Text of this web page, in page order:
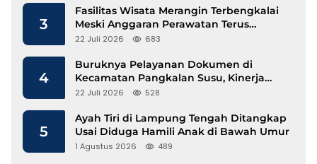
3
Fasilitas Wisata Merangin Terbengkalai
Meski Anggaran Perawatan Terus
Mengalir
22 Juli 2026 683
4
Buruknya Pelayanan Dokumen di
Kecamatan Pangkalan Susu, Kinerja
Disdukcapil Langkat Disorot
22 Juli 2026 528
5
Ayah Tiri di Lampung Tengah Ditangkap
Usai Diduga Hamili Anak di Bawah Umur
1 Agustus 2026 489